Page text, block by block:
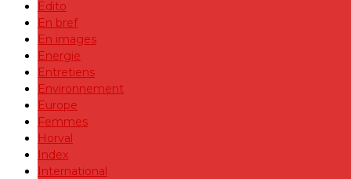
Edito
En bref
En images
Energie
Entretiens
Environnement
Europe
Femmes
Horval
Index
International